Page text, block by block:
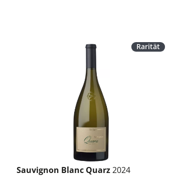
Rarität
Sauvignon Blanc Quarz2024